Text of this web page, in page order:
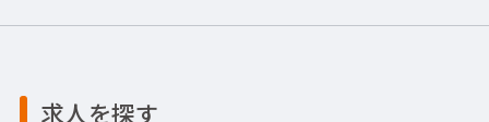
求人を探す